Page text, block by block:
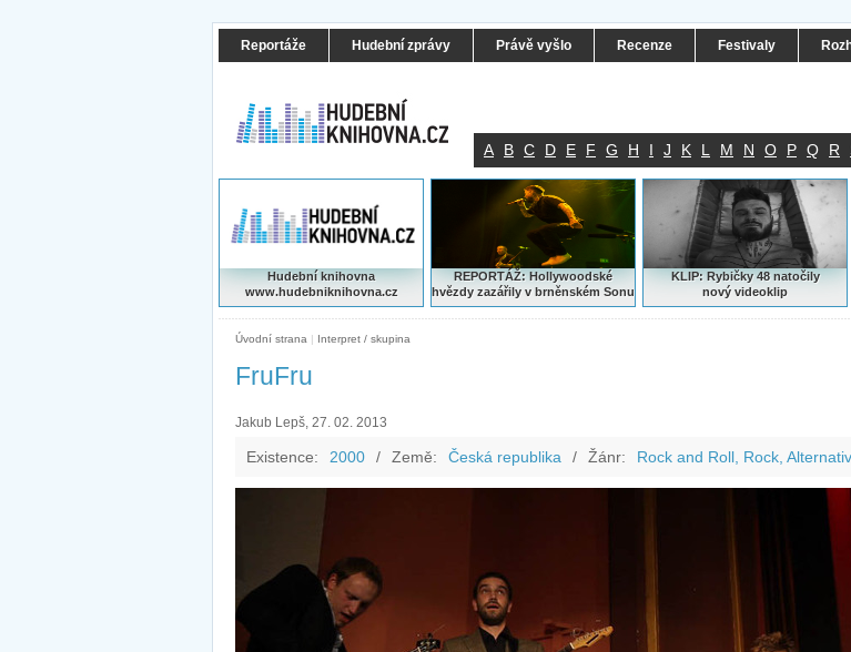
Reportáže Hudební zprávy Právě vyšlo Recenze Festivaly
A B C D E F G H I J K L M N O P Q R
Hudební knihovna
www.hudebniknihovna.cz
REPORTÁŽ: Hollywoodské
hvězdy zazářily v brněnském Sonu
KLIP: Rybičky 48 natočily
nový videoklip
Úvodní strana | Interpret / skupina
FruFru
Jakub Lepš, 27. 02. 2013
Existence: 2000 / Země: Česká republika / Žánr: Rock and Roll, Rock,